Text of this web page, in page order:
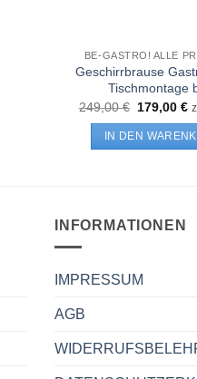
BE-GASTRO! ALLE
Geschirrbrause
Tischmontage
249,00€
Preis
war:
249,00 €
179,00€
IN DEN
INFORMATIONEN
IMPRESSUM
AGB